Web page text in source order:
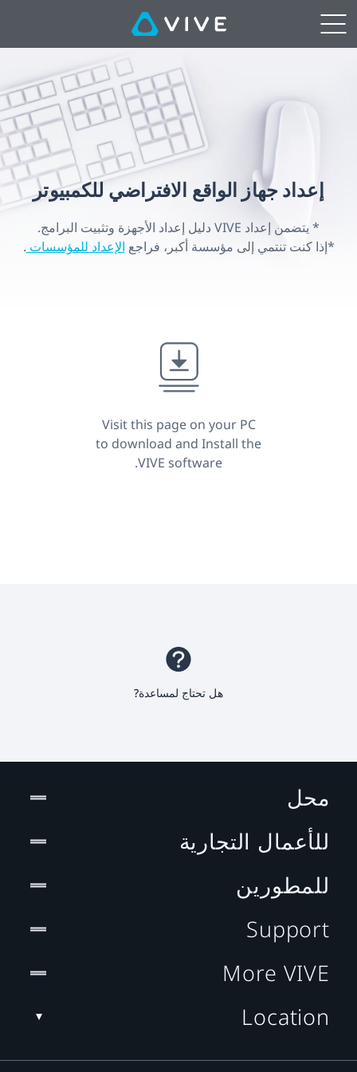
إعداد
جهاز
الواقع
الافتراضي
للكمبيوتر
VIVE
إعداد جهاز الواقع الافتراضي للكمبيوتر
* يتضمن إعداد VIVE دليل إعداد الأجهزة وتثبيت البرامج.
*إذا كنت تنتمي إلى مؤسسة أكبر، فراجع الإعداد للمؤسسات .
Visit this page on your PC
to download and Install the
VIVE software.
هل تحتاج لمساعدة?
محل
للأعمال التجارية
للمطورين
Support
More VIVE
Location